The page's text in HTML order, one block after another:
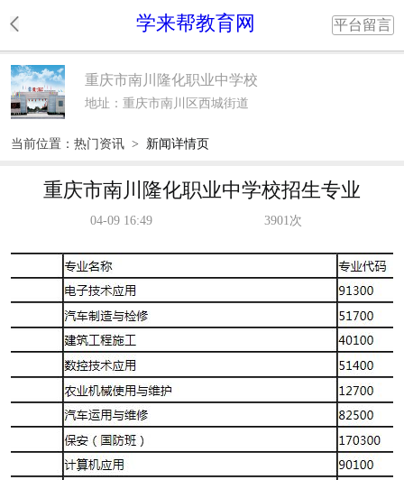
学来帮教育网 平台留言
重庆市南川隆化职业中学校
地址：重庆市南川区西城街道
当前位置： 热门资讯 > 新闻详情页
重庆市南川隆化职业中学校招生专业
04-09 16:49 3901次